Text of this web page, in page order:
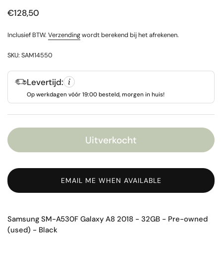
Prijs:
€128,50
Inclusief BTW. Verzendingwordt berekend bij het afrekenen.
SKU: SAM14550
Levertijd:
Op werkdagen vóór 19:00 besteld, morgen in huis!
Uitverkocht
EMAIL ME WHEN AVAILABLE
Samsung SM-A530F Galaxy A8 2018 - 32GB - Pre-owned
(used) - Black